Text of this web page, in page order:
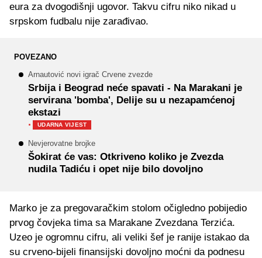
eura za dvogodišnji ugovor. Takvu cifru niko nikad u
srpskom fudbalu nije zarađivao.
POVEZANO
Arnautović novi igrač Crvene zvezde
Srbija i Beograd neće spavati - Na Marakani je
servirana 'bomba', Delije su u nezapamćenoj
ekstazi
· UDARNA VIJEST
Nevjerovatne brojke
Šokirat će vas: Otkriveno koliko je Zvezda
nudila Tadiću i opet nije bilo dovoljno
Marko je za pregovaračkim stolom očigledno pobijedio
prvog čovjeka tima sa Marakane Zvezdana Terzića.
Uzeo je ogromnu cifru, ali veliki šef je ranije istakao da
su crveno-bijeli finansijski dovoljno moćni da podnesu